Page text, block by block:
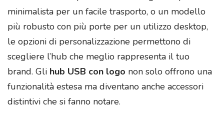
minimalista per un facile trasporto, o un modello
più robusto con più porte per un utilizzo desktop,
le opzioni di personalizzazione permettono di
scegliere l’hub che meglio rappresenta il tuo
brand. Gli hub USB con logo non solo offrono una
funzionalità estesa ma diventano anche accessori
distintivi che si fanno notare.